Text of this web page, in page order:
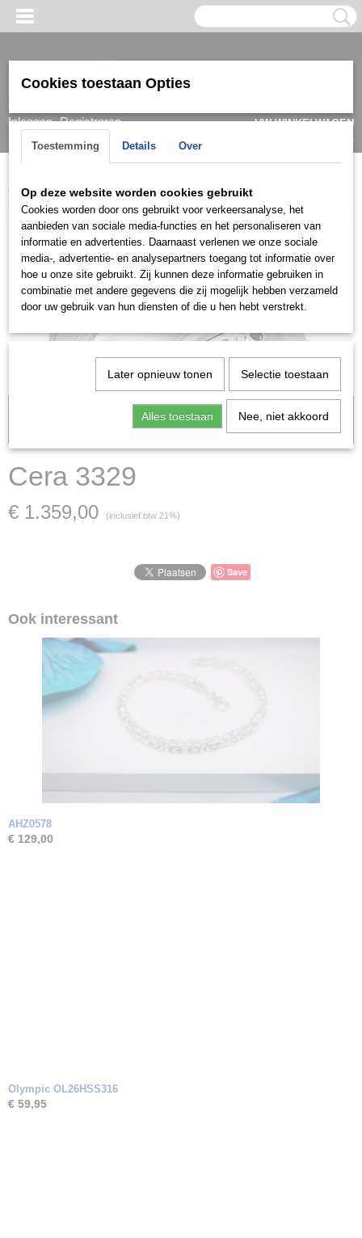
Inloggen Registreren
UW WINKELWAGEN
(0)
Home > > Trouwringen / Wedding Cera collectie
3329
Let op: het kan voorkomen dat het product onlangs in de zaak is
verkocht; in dat geval nemen wij contact met u op.
Cera 3329
€ 1.359,00 (inclusief btw 21%)
Save
Ook interessant
AHZ0578
€ 129,00
Olympic OL26HSS316
€ 59,95
Cookies toestaan Opties
Toestemming Details Over
Op deze website worden cookies gebruikt
Cookies worden door ons gebruikt voor verkeersanalyse, het
aanbieden van sociale media-functies en het personaliseren van
informatie en advertenties. Daarnaast verlenen we onze sociale
media-, advertentie- en analysepartners toegang tot informatie over
hoe u onze site gebruikt. Zij kunnen deze informatie gebruiken in
combinatie met andere gegevens die zij mogelijk hebben verzameld
door uw gebruik van hun diensten of die u hen hebt verstrekt.
Later opnieuw tonen Selectie toestaan
Alles toestaan Nee, niet akkoord